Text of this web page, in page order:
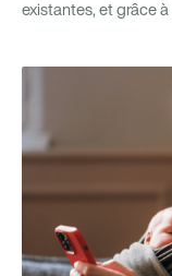
existantes, et grâce